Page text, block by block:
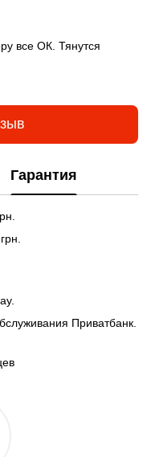
все ОК. Тянутся
Гарантия
Приватбанк.